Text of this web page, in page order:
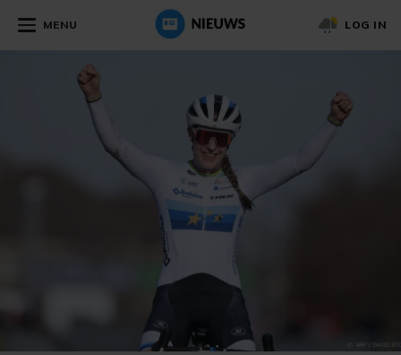
MENU LOG IN